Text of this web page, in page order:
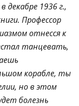
декабре 1936 г.,
Профессор
отнесся к
танцевать,
корабле, ты
но в этом
болезнь